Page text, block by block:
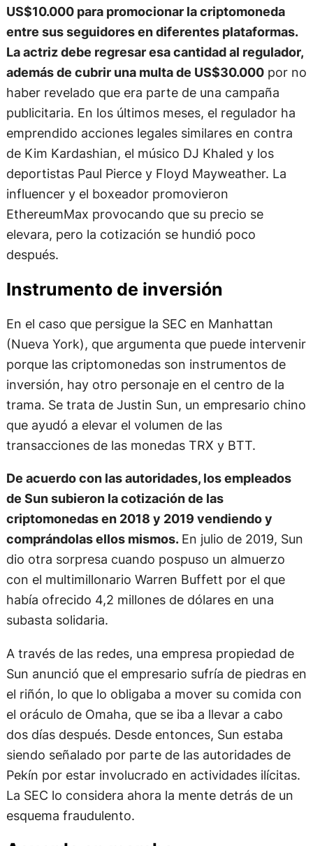
US$10.000 para promocionar la criptomoneda
entre sus seguidores en diferentes plataformas.
La actriz debe regresar esa cantidad al regulador,
además de cubrir una multa de US$30.000por no
haber revelado que era parte de una campaña
publicitaria. En los últimos meses, el regulador ha
emprendido acciones legales similares en contra
de Kim Kardashian, el músico DJ Khaled y los
deportistas Paul Pierce y Floyd Mayweather. La
influencer y el boxeador promovieron
EthereumMax provocando que su precio se
elevara, pero la cotización se hundió poco
después.
Instrumento de inversión
En el caso que persigue la SEC en Manhattan
(Nueva York), que argumenta que puede intervenir
porque las criptomonedas son instrumentos de
inversión, hay otro personaje en el centro de la
trama. Se trata de Justin Sun, un empresario chino
que ayudó a elevar el volumen de las
transacciones de las monedas TRX y BTT.
De acuerdo con las autoridades, los empleados
de Sun subieron la cotización de las
criptomonedas en 2018 y 2019 vendiendo y
comprándolas ellos mismos. En julio de 2019, Sun
dio otra sorpresa cuando pospuso un almuerzo
con el multimillonario Warren Buffett por el que
había ofrecido 4,2 millones de dólares en una
subasta solidaria.
A través de las redes, una empresa propiedad de
Sun anunció que el empresario sufría de piedras en
el riñón, lo que lo obligaba a mover su comida con
el oráculo de Omaha, que se iba a llevar a cabo
dos días después. Desde entonces, Sun estaba
siendo señalado por parte de las autoridades de
Pekín por estar involucrado en actividades ilícitas.
La SEC lo considera ahora la mente detrás de un
esquema fraudulento.